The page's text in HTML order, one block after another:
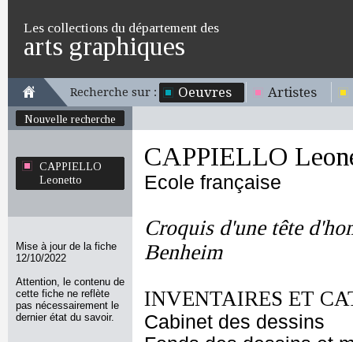
Les collections du département des
arts graphiques
Recherche sur : Oeuvres Artistes
Nouvelle recherche
CAPPIELLO
Leonetto
Mise à jour de la fiche
12/10/2022
Attention, le contenu de
cette fiche ne reflète
pas nécessairement le
dernier état du savoir.
CAPPIELLO
Ecole française
Croquis d'une tête
Benheim
INVENTAIRES ET
Cabinet des dessins